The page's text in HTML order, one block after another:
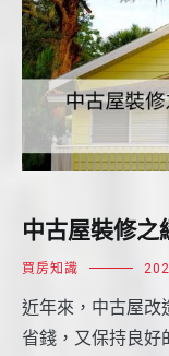
中古屋裝修之
買房知識
近年來，中古屋改
省錢，又保持良好